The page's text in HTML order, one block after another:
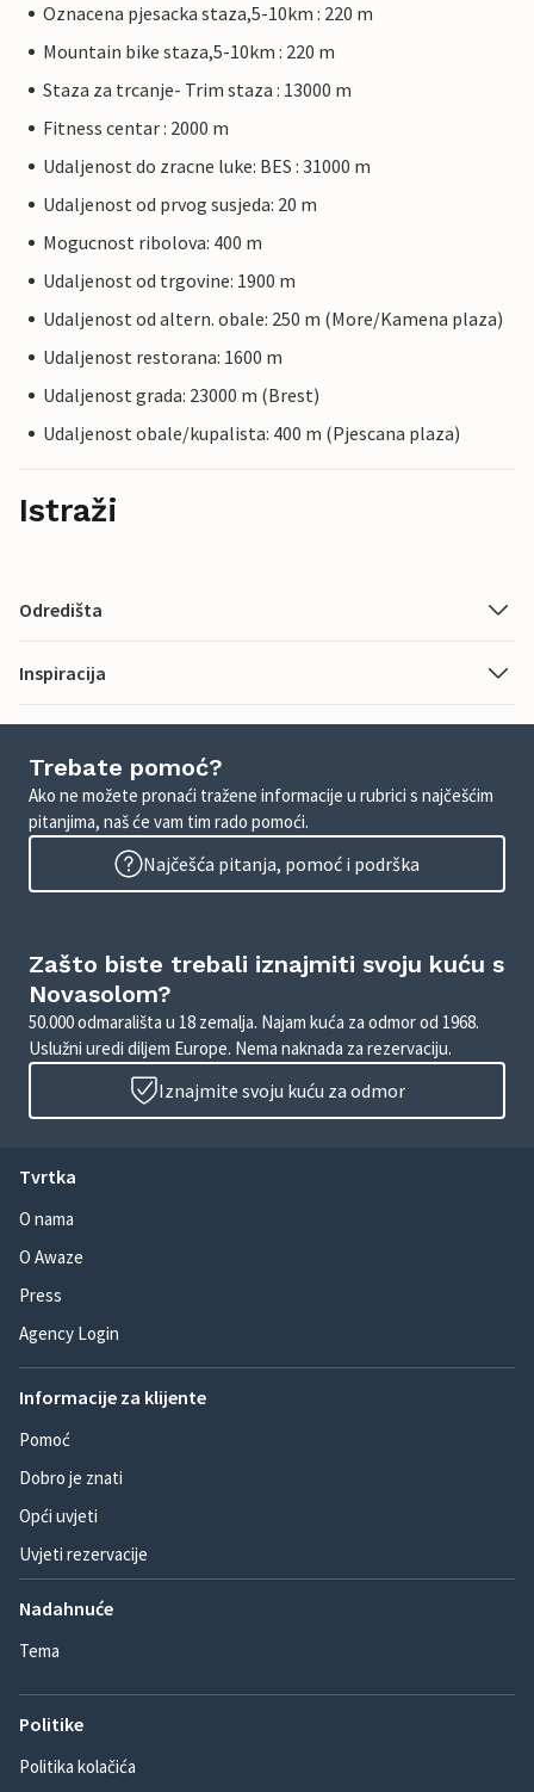
Oznacena pjesacka staza,5-10km : 220 m
Mountain bike staza,5-10km : 220 m
Staza za trcanje- Trim staza : 13000 m
Fitness centar : 2000 m
Udaljenost do zracne luke: BES : 31000 m
Udaljenost od prvog susjeda: 20 m
Mogucnost ribolova: 400 m
Udaljenost od trgovine: 1900 m
Udaljenost od altern. obale: 250 m (More/Kamena plaza)
Udaljenost restorana: 1600 m
Udaljenost grada: 23000 m (Brest)
Udaljenost obale/kupalista: 400 m (Pjescana plaza)
Istraži
Odredišta
Inspiracija
Trebate pomoć?
Ako ne možete pronaći tražene informacije u rubrici s najčešćim
pitanjima, naš će vam tim rado pomoći.
Najčešća pitanja, pomoć i podrška
Zašto biste trebali iznajmiti svoju kuću s
Novasolom?
50.000 odmarališta u 18 zemalja. Najam kuća za odmor od 1968.
Uslužni uredi diljem Europe. Nema naknada za rezervaciju.
Iznajmite svoju kuću za odmor
Tvrtka
O nama
O Awaze
Press
Agency Login
Informacije za klijente
Pomoć
Dobro je znati
Opći uvjeti
Uvjeti rezervacije
Nadahnuće
Tema
Politike
Politika kolačića